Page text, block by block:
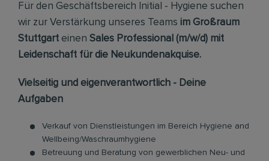
Für den Geschäftsbereich Initial - Hygiene suchen
wir zur Verstärkung unseres Teams im Großraum
Stuttgart einen Sales Professional (m/w/d) mit
Leidenschaft für die Neukundenakquise.
Vielseitig und eigenverantwortlich - Deine
Aufgaben
Verkauf von Dienstleistungen im Bereich Hygiene and
Wellbeing/Waschraumhygiene
Betreuung und Beratung von gewerblichen Neu- und